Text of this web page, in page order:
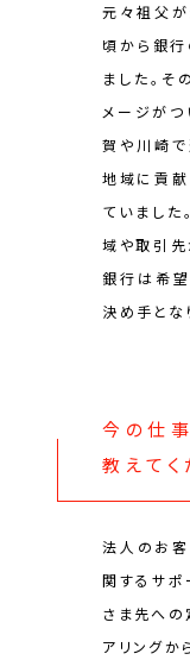
元々祖父
頃から銀
ました。そ
メージが
賀や川崎
地域に貢
ていまし
域や取引
銀行は希
決め手とな
今の仕
教えてく
法人のお
関するサポ
さま先へ
アリングか